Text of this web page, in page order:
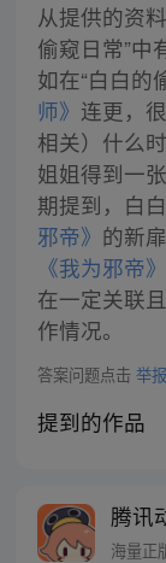
从提供的资
偷窥日常”中
如在“白白的
师》 连更，
相关）什么
姐姐得到一
期提到，白
邪帝》 的新
《我为邪帝》
在一定关联
作情况。
答案问题点击 举
提到的作品
腾讯
海量正